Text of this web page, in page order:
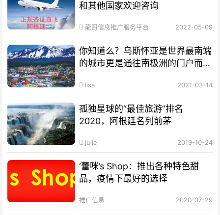
和其他国家欢迎咨询
龍哥信息推广服务平台 2022-05-09
你知道么？乌斯怀亚是世界最南端
的城市更是通往南极洲的门户而驰
lisa 2021-03-14
孤独星球的“最佳旅游”排名
2020，阿根廷名列前茅
julie 2019-10-24
‘蕾咪’s Shop：推出各种特色甜
品，疫情下最好的选择
推广信息 2020-07-29